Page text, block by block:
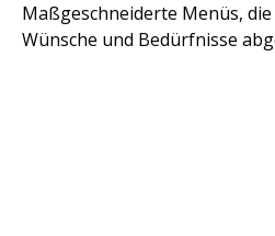
Maßgeschneiderte Menüs,
Wünsche und Bedürfnisse